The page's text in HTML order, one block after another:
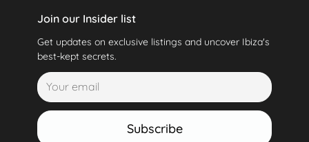
Join our Insider list
Get updates on exclusive listings and uncover Ibiza's
best-kept secrets.
Subscribe